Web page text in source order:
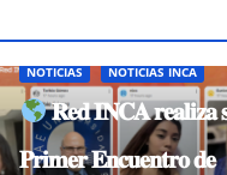
NOTICIAS NOTICIAS INCA
𝐑𝐞𝐝 𝐈𝐍𝐂𝐀 𝐫𝐞𝐚𝐥𝐢𝐳𝐚
𝐏𝐫𝐢𝐦𝐞𝐫 𝐄𝐧𝐜𝐮𝐞𝐧𝐭𝐫𝐨 𝐝𝐞